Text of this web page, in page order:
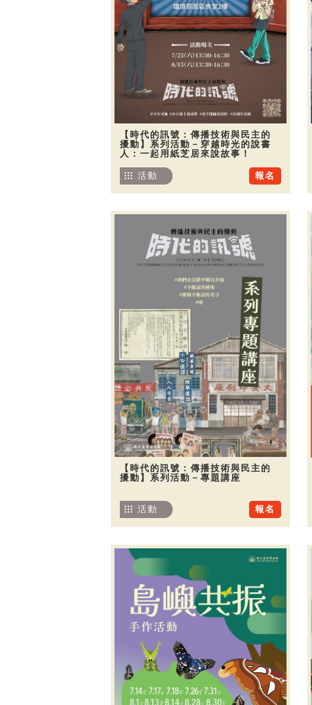
【時代的訊號：傳播技術與民主的
擾動】系列活動－穿越時光的說書
人：一起用紙芝居來說故事！
報名
活動
【時代的訊號：傳播技術與民主的
擾動】系列活動－專題講座
報名
活動